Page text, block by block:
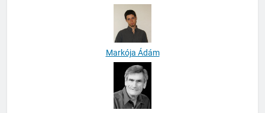
Markója Ádám